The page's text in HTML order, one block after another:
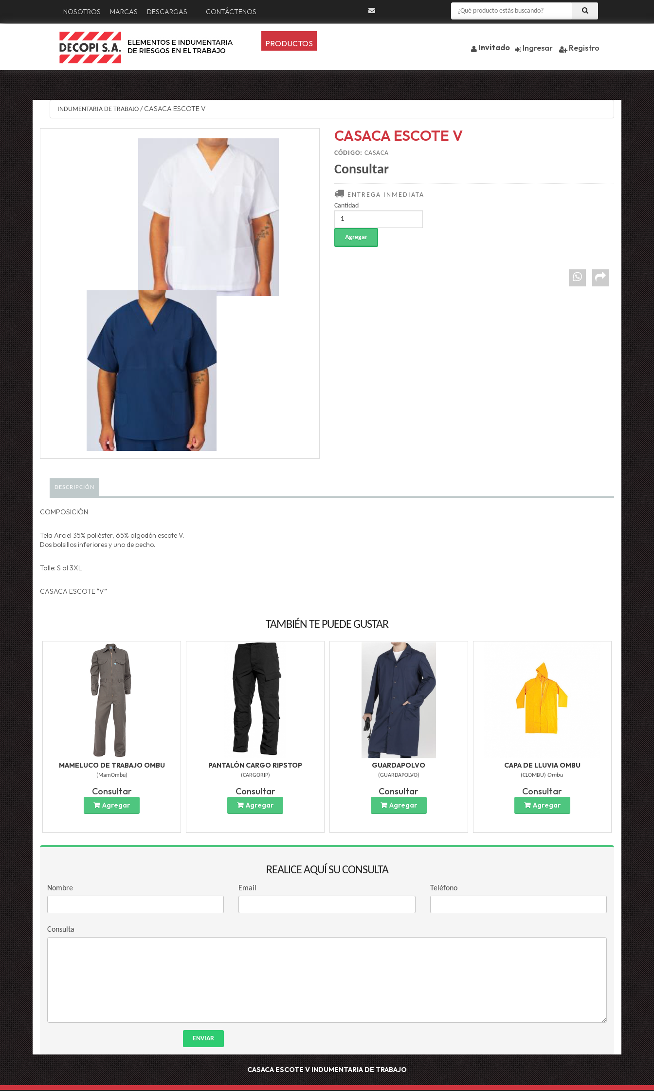
NOSOTROS MARCAS DESCARGAS CONTÁCTENOS
Invitado Ingresar Registro
PRODUCTOS
INDUMENTARIA DE TRABAJO / CASACA ESCOTE V
CASACA ESCOTE V
CÓDIGO: CASACA
Consultar
ENTREGA INMEDIATA
Cantidad
DESCRIPCIÓN
COMPOSICIÓN
Tela Arciel 35% poliéster, 65% algodón escote V.
Dos bolsillos inferiores y uno de pecho.
Talle: S al 3XL
CASACA ESCOTE “V”
TAMBIÉN TE PUEDE GUSTAR
MAMELUCO DE TRABAJO OMBU
( MamOmbu)
Consultar
Agregar
PANTALÓN CARGO RIPSTOP
(CARGORIP)
Consultar
Agregar
GUARDAPOLVO
(GUARDAPOLVO)
Consultar
Agregar
CAPA DE LLUVIA OMBU
(CLOMBU) Ombu
Consultar
Agregar
REALICE AQUÍ SU CONSULTA
Nombre Email Teléfono
Consulta
ENVIAR
CASACA ESCOTE VINDUMENTARIA DE TRABAJO